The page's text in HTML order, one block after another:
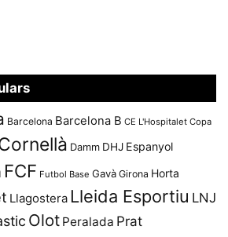
Barcelona Barcelona B CE L'Hospitalet Copa
Damm DHJ Espanyol
FCF Futbol Base Gavà Girona Horta
Llagostera Lleida Esportiu LNJ
Olot Peralada Prat